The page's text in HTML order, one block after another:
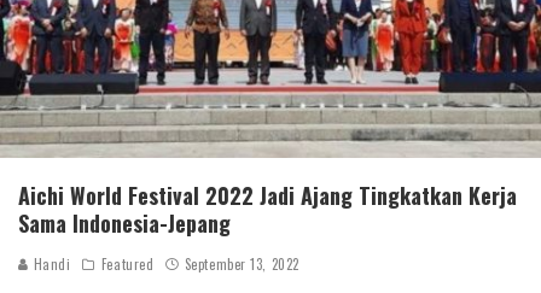
Aichi World Festival 2022 Jadi Ajang Tingkatkan Kerja
Sama Indonesia-Jepang
Handi Featured September 13, 2022